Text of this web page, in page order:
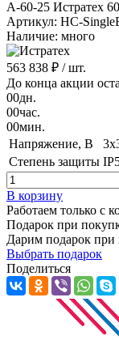
Артикул: HC-
Наличие: много
563 838 ₽ / шт.
До конца акции
00дн.
00час.
00мин.
Напряжение, B
Степень защиты
В корзину
Работаем только с
Подарок при
Дарим подарок при
Выбрать подарок
Поделиться